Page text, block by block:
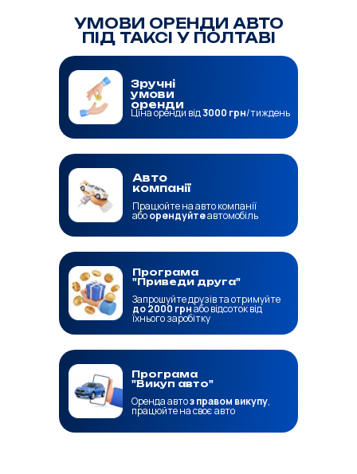
Оренда автоз правом викупу,
працюйте на своє авто
Програма
"Викуп авто"
Запрошуйте друзів та отримуйте
до 2000 грнабо відсоток від
їхнього заробітку
Програма
"Приведи друга"
Працюйте на авто компанії
абоорендуйтеавтомобіль
Авто
компанії
Ціна оренди від3000 грн/тиждень
Зручні
умови
оренди
УМОВИ ОРЕНДИ АВТО
ПІД ТАКСІ У ПОЛТАВІ